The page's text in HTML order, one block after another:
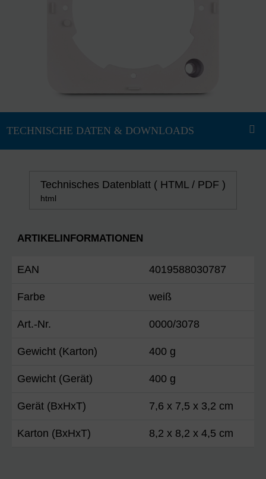
Technisches Datenblatt ( HTML / PDF )
html
ARTIKELINFORMATIONEN
EAN 4019588030787
Farbe weiß
Art.-Nr. 0000/3078
Gewicht (Karton) 400 g
Gewicht (Gerät) 400 g
Gerät (BxHxT) 7,6 x 7,5 x 3,2 cm
Karton (BxHxT) 8,2 x 8,2 x 4,5 cm